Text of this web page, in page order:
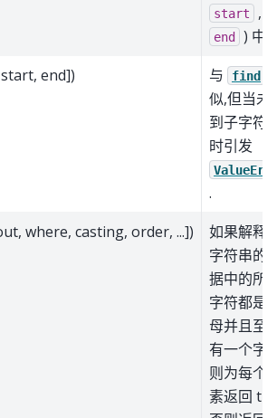
start ,
end ) 中.
end]) 与 find
似,但当未
到子字符
时引发
.
where, casting, order, ...])
如果解释
字符串的
据中的所
字符都是
母并且至
有一个字
则为每个
素返回